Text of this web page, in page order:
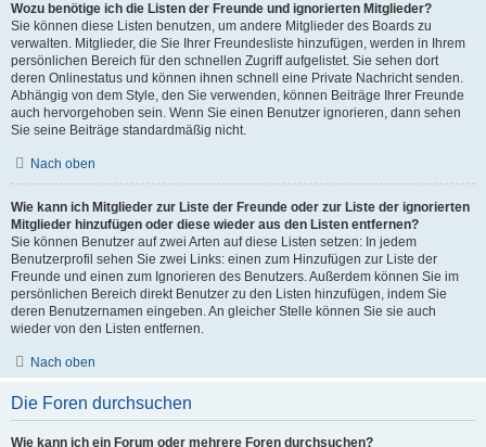
Wozu benötige ich die Listen der Freunde und ignorierten Mitglieder?
Sie können diese Listen benutzen, um andere Mitglieder des Boards zu
verwalten. Mitglieder, die Sie Ihrer Freundesliste hinzufügen, werden in Ihrem
persönlichen Bereich für den schnellen Zugriff aufgelistet. Sie sehen dort
deren Onlinestatus und können ihnen schnell eine Private Nachricht senden.
Abhängig von dem Style, den Sie verwenden, können Beiträge Ihrer Freunde
auch hervorgehoben sein. Wenn Sie einen Benutzer ignorieren, dann sehen
Sie seine Beiträge standardmäßig nicht.
Nach oben
Wie kann ich Mitglieder zur Liste der Freunde oder zur Liste der ignorierten
Mitglieder hinzufügen oder diese wieder aus den Listen entfernen?
Sie können Benutzer auf zwei Arten auf diese Listen setzen: In jedem
Benutzerprofil sehen Sie zwei Links: einen zum Hinzufügen zur Liste der
Freunde und einen zum Ignorieren des Benutzers. Außerdem können Sie im
persönlichen Bereich direkt Benutzer zu den Listen hinzufügen, indem Sie
deren Benutzernamen eingeben. An gleicher Stelle können Sie sie auch
wieder von den Listen entfernen.
Nach oben
Die Foren durchsuchen
Wie kann ich ein Forum oder mehrere Foren durchsuchen?